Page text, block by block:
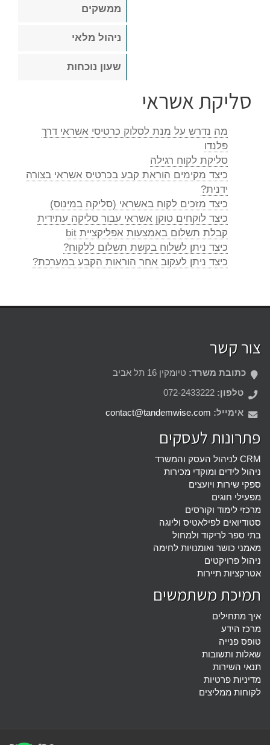
ממשקים
ניהול מלאי
שעון נוכחות
סליקת אשראי
מה נדרש על מנת לסלוק כרטיסי אשראי דרך
פלנדו
סליקת לקוח רגילה
כיצד מקימים הוראת קבע בכרטיס אשראי בצורה
ידנית?
כיצד מזכים לקוח באשראי (סליקה במינוס)
כיצד לוקחים טוקן אשראי עבור סליקה עתידית
קבלת תשלום באמצעות אפליקציית bit
כיצד ניתן לשלוח בקשת תשלום ללקוח?
כיצד ניתן לעקוב אחר הוראות הקבע במערכת?
צור קשר
כתובת משרד: טיומקין 16 תל אביב
טלפון:
אימייל: contact@tandemwise.com
פתרונות לעסקים
CRM לניהול העסק והמשרד
ניהול לידים ומוקדי מכירות
ספקי שירות ויועצים
מפעילי חוגים
מרכזי לימוד וקורסים
סטודיואים לפילאטיס וליוגה
בתי ספר לריקוד ולמחול
מאמני כושר ואומנויות לחימה
ניהול פרויקטים
אטרקציות תיירות
תמיכת משתמשים
איך מתחילים
מרכז הידע
טופס פנייה
שאלות ותשובות
תנאי השירות
מדיניות פרטיות
לקוחות ממליצים